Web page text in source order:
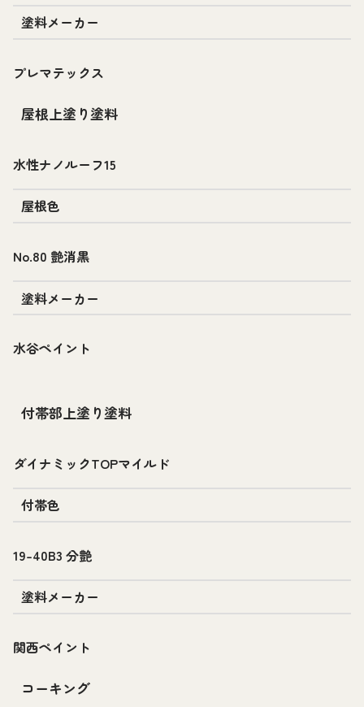
塗料メーカー
プレマテックス
屋根上塗り塗料
水性ナノルーフ15
屋根色
No.80 艶消黒
塗料メーカー
水谷ペイント
付帯部上塗り塗料
ダイナミックTOPマイルド
付帯色
19-40B3 分艶
塗料メーカー
関西ペイント
コーキング